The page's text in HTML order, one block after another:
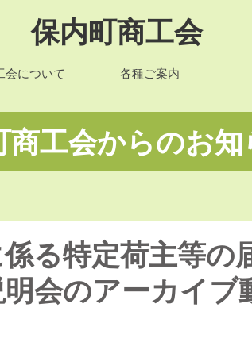
保内町商工会
会について 各種ご案内
商工会からのお知
る特定荷主等の
会のアーカイブ